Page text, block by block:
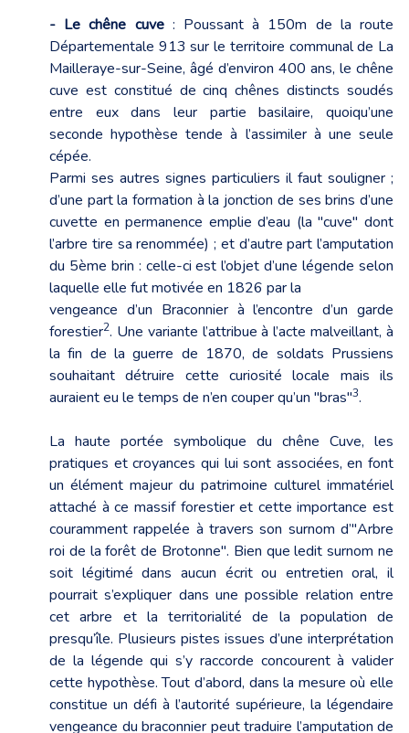
- Le chêne cuve: Poussant à 150m de la route
Départementale 913 sur le territoire communal de La
Mailleraye-sur-Seine, âgé d’environ 400 ans, le chêne
cuve est constitué de cinq chênes distincts soudés
entre eux dans leur partie basilaire, quoiqu’une
seconde hypothèse tende à l’assimiler à une seule
cépée.
Parmi ses autres signes particuliers il faut souligner ;
d’une part la formation à la jonction de ses brins d’une
cuvette en permanence emplie d’eau (la "cuve" dont
l’arbre tire sa renommée) ; et d’autre part l’amputation
du 5ème brin : celle-ci est l’objet d’une légende selon
laquelle elle fut motivée en 1826 par la
vengeance d’un Braconnier à l’encontre d’un garde
forestier2. Une variante l’attribue à l’acte malveillant, à
la fin de la guerre de 1870, de soldats Prussiens
souhaitant détruire cette curiosité locale mais ils
auraient eu le temps de n’en couper qu’un "bras"3.
La haute portée symbolique du chêne Cuve, les
pratiques et croyances qui lui sont associées, en font
un élément majeur du patrimoine culturel immatériel
attaché à ce massif forestier et cette importance est
couramment rappelée à travers son surnom d’"Arbre
roi de la forêt de Brotonne". Bien que ledit surnom ne
soit légitimé dans aucun écrit ou entretien oral, il
pourrait s’expliquer dans une possible relation entre
cet arbre et la territorialité de la population de
presqu’île. Plusieurs pistes issues d’une interprétation
de la légende qui s’y raccorde concourent à valider
cette hypothèse. Tout d’abord, dans la mesure où elle
constitue un défi à l’autorité supérieure, la légendaire
vengeance du braconnier peut traduire l’amputation de